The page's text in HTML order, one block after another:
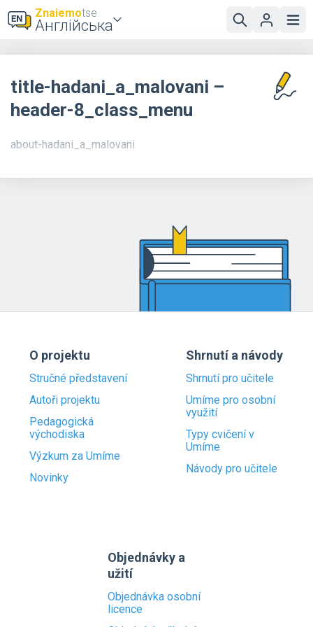
Znaiemotse
Англійська
title-hadani_a_malovani –
header-8_class_menu
about-hadani_a_malovani
O projektu
Stručné představení
Autoři projektu
Pedagogická
východiska
Výzkum za Umíme
Novinky
Shrnutí a návody
Shrnutí pro učitele
Umíme pro osobní
využití
Typy cvičení v
Umíme
Návody pro učitele
Objednávky a
užití
Objednávka osobní
licence